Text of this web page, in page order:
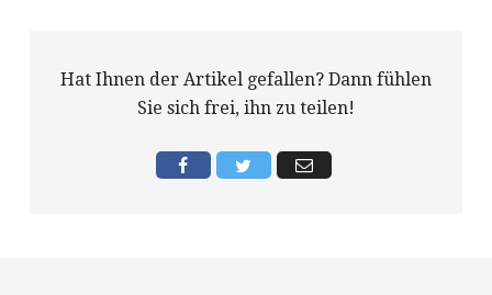
Hat Ihnen der Artikel gefallen? Dann fühlen
Sie sich frei, ihn zu teilen!